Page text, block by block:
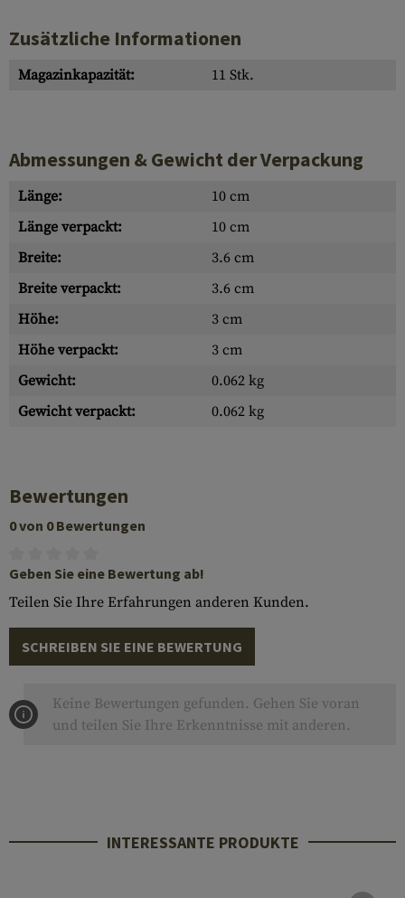
Zusätzliche Informationen
Magazinkapazität: 11 Stk.
Abmessungen & Gewicht der Verpackung
Länge:
10 cm
Länge verpackt:
10 cm
Breite:
3.6 cm
Breite verpackt:
3.6 cm
Höhe:
3 cm
Höhe verpackt:
3 cm
Gewicht:
0.062 kg
Gewicht verpackt:
0.062 kg
Bewertungen
0 von 0 Bewertungen
Geben Sie eine Bewertung ab!
Teilen Sie Ihre Erfahrungen anderen Kunden.
SCHREIBEN SIE EINE BEWERTUNG
Keine Bewertungen gefunden. Gehen Sie voran
und teilen Sie Ihre Erkenntnisse mit anderen.
INTERESSANTE PRODUKTE